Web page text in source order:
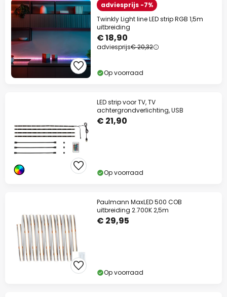
adviesprijs -7%
Twinkly Light line LED strip RGB 1,5m
uitbreiding
€ 18,90
adviesprijs€ 20,32
Op voorraad
LED strip voor TV, TV
achtergrondverlichting, USB
€ 21,90
Op voorraad
Paulmann MaxLED 500 COB
uitbreiding 2.700K 2,5m
€ 29,95
Op voorraad